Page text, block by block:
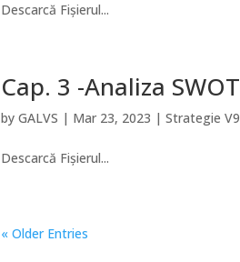
Descarcă Fișierul...
Cap. 3 -Analiza SWOT
byGALVS | Mar 23, 2023 |Strategie V9
Descarcă Fișierul...
« Older Entries